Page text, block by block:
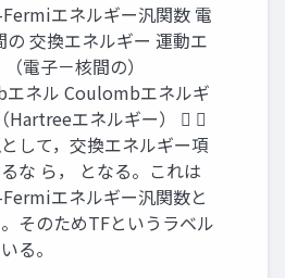
エネルギー汎関数 電
の 交換エネルギー 運動エ
電子－核間の）
ネル Coulombエネルギ
Hartreeエネルギー）  
して，交換エネルギー項
な ら， となる。これは
エネルギー汎関数と
そのためTFというラベル
る。